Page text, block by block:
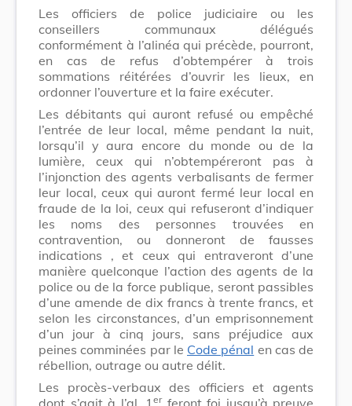
Les officiers de police judiciaire ou les
conseillers communaux délégués
conformément à l’alinéa qui précède, pourront,
en cas de refus d’obtempérer à trois
sommations réitérées d’ouvrir les lieux, en
ordonner l’ouverture et la faire exécuter.
Les débitants qui auront refusé ou empêché
l’entrée de leur local, même pendant la nuit,
lorsqu’il y aura encore du monde ou de la
lumière, ceux qui n’obtempéreront pas à
l’injonction des agents verbalisants de fermer
leur local, ceux qui auront fermé leur local en
fraude de la loi, ceux qui refuseront d’indiquer
les noms des personnes trouvées en
contravention, ou donneront de fausses
indications , et ceux qui entraveront d’une
manière quelconque l’action des agents de la
police ou de la force publique, seront passibles
d’une amende de dix francs à trente francs, et
selon les circonstances, d’un emprisonnement
d’un jour à cinq jours, sans préjudice aux
peines comminées par le Code pénal en cas de
rébellion, outrage ou autre délit.
Les procès-verbaux des officiers et agents
dont s’agit à l’al. 1 erferont foi jusqu’à preuve